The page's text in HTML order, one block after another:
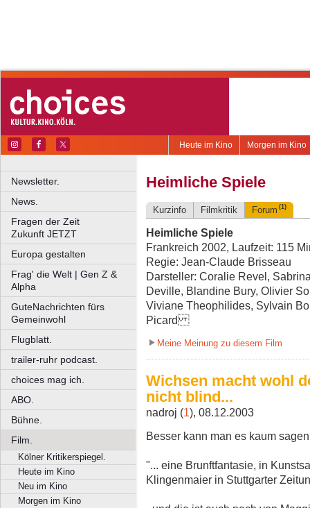
Morgen im Kino
Heute im Kino
Newsletter.
News.
Fragen der Zeit
Zukunft JETZT
Europa gestalten
Frag' die Welt | Gen Z &
Alpha
GuteNachrichten fürs
Gemeinwohl
Flugblatt.
trailer-ruhr podcast.
choices mag ich.
ABO.
Bühne.
Film.
Kölner Kritikerspiegel.
Heute im Kino
Neu im Kino
Morgen im Kino
Heimliche Spiele
Kurzinfo Filmkritik Forum (1)
Heimliche Spiele
Frankreich 2002, Laufzeit: 115
Regie: Jean-Claude Brisseau
Darsteller: Coralie Revel,
Deville, Blandine Bury, Olivier
Viviane Theophilides, Sylvain
Picard
Meine Meinung zu diesem Film
Wichsen macht wohl
nicht blind...
nadroj (1), 08.12.2003
Besser kann man es kaum
"... eine Brunftfantasie, in
Klingenmaier in Stuttgarter